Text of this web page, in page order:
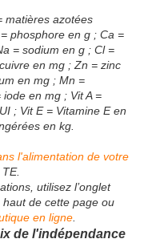
matières azotées
phosphore en g ; Ca =
= sodium en g ; Cl =
en mg ; Zn = zinc
en mg ; Mn =
en mg ; Vit A =
; Vit E = Vitamine E en
en kg.
l'alimentation de votre
utilisez l’onglet
de cette page ou
en ligne
de l'indépendance